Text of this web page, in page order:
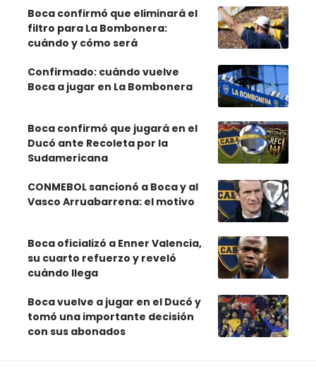
Boca confirmó que eliminará el
filtro para La Bombonera:
cuándo y cómo será
Confirmado: cuándo vuelve
Boca a jugar en La Bombonera
Boca confirmó que jugará en el
Ducó ante Recoleta por la
Sudamericana
CONMEBOL sancionó a Boca y al
Vasco Arruabarrena: el motivo
Boca oficializó a Enner Valencia,
su cuarto refuerzo y reveló
cuándo llega
Boca vuelve a jugar en el Ducó y
tomó una importante decisión
con sus abonados